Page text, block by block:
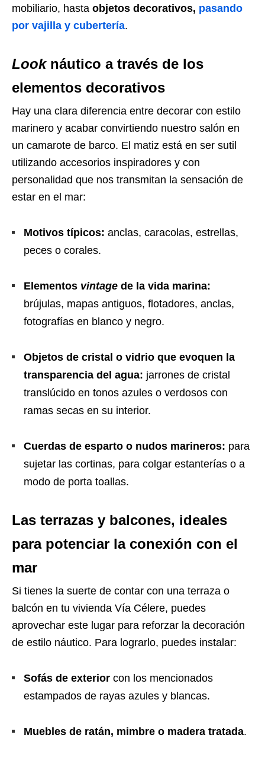
mobiliario, hasta objetos decorativos, pasando
por vajilla y cubertería.
Looknáutico a través de los
elementos decorativos
Hay una clara diferencia entre decorar con estilo
marinero y acabar convirtiendo nuestro salón en
un camarote de barco. El matiz está en ser sutil
utilizando accesorios inspiradores y con
personalidad que nos transmitan la sensación de
estar en el mar:
Motivos típicos: anclas, caracolas, estrellas,
peces o corales.
Elementos vintage de la vida marina:
brújulas, mapas antiguos, flotadores, anclas,
fotografías en blanco y negro.
Objetos de cristal o vidrio que evoquen la
transparencia del agua: jarrones de cristal
translúcido en tonos azules o verdosos con
ramas secas en su interior.
Cuerdas de esparto o nudos marineros: para
sujetar las cortinas, para colgar estanterías o a
modo de porta toallas.
Las terrazas y balcones, ideales
para potenciar la conexión con el
mar
Si tienes la suerte de contar con una terraza o
balcón en tu vivienda Vía Célere, puedes
aprovechar este lugar para reforzar la decoración
de estilo náutico. Para lograrlo, puedes instalar:
Sofás de exterior con los mencionados
estampados de rayas azules y blancas.
Muebles de ratán, mimbre o madera tratada.